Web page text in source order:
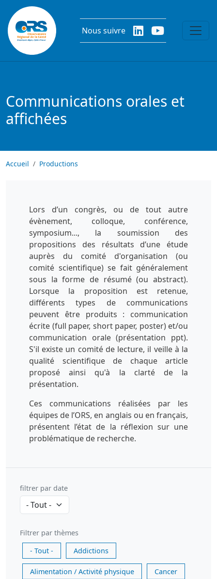
Aller au contenu principal
Nous suivre
Communications orales et
affichées
Accueil Productions
Lors d’un congrès, ou de tout autre
évènement, colloque, conférence,
symposium..., la soumission des
propositions des résultats d’une étude
auprès du comité d'organisation (ou
comité scientifique) se fait généralement
sous la forme de résumé (ou abstract).
Lorsque la proposition est retenue,
différents types de communications
peuvent être produits : communication
écrite (full paper, short paper, poster) et/ou
communication orale (présentation ppt).
S'il existe un comité de lecture, il veille à la
qualité scientifique de chaque article
proposé ainsi qu'à la clarté de la
présentation.
Ces communications réalisées par les
équipes de l’ORS, en anglais ou en français,
présentent l’état de la réflexion sur une
problématique de recherche.
filtrer par date
Filtrer par thèmes
- Tout -
Addictions
Alimentation / Activité physique Cancer